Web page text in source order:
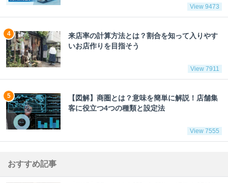
View 9473
来店率の計算方法とは？割合を知って入りやす
いお店作りを目指そう
View 7911
【図解】商圏とは？意味を簡単に解説！店舗集
客に役立つ4つの種類と設定法
View 7555
おすすめ記事